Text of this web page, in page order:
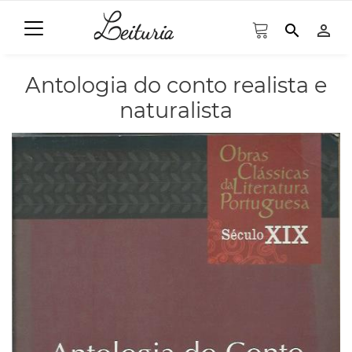
search person_outline
Antologia do conto realista e
naturalista